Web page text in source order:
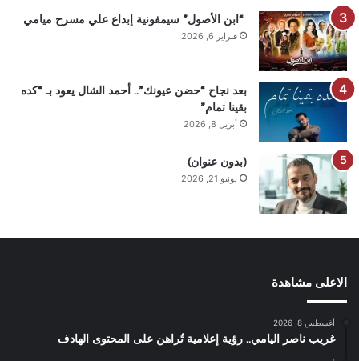
“ابن الأصول” سيمفونية إبداع علي مسرح ميامي
فبراير 6, 2026
بعد نجاح “حضن عيونك”.. أحمد الشال يعود بـ “كده
بقينا تمام”
أبريل 8, 2026
(بدون عنوان)
يونيو 21, 2026
الاعلى مشاهدة
أغسطس 8, 2026
غريب ناصر اليامي.. رؤية إعلامية تُراهن على المحتوى الهادف